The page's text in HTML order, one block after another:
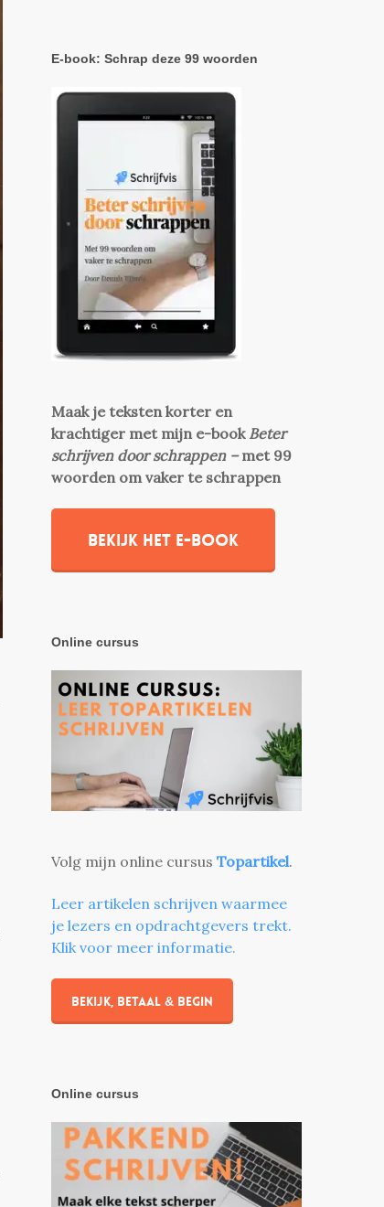
E-book: Schrap deze 99 woorden
Maak je teksten korter en
krachtiger met mijn e-book Beter
schrijven door schrappen –met 99
woorden om vaker te schrappen
Bekijk het e-book
Online cursus
Volg mijn online cursusTopartikel.
Leer artikelen schrijven waarmee
je lezers en opdrachtgevers trekt.
Klik voor meer informatie.
Bekijk, betaal & begin
Online cursus